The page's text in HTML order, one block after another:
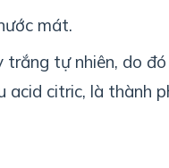
mát.
tự nhiên, do
acid citric, là thành